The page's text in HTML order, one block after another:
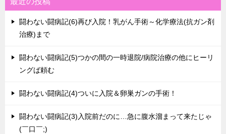
闘わない闘病記(6)再び入院！乳がん手術～化学療法(抗ガン剤
治療)まで
闘わない闘病記(5)つかの間の一時退院/病院治療の他にヒーリ
ングば頼む
闘わない闘病記(4)ついに入院＆卵巣ガンの手術！
闘わない闘病記(3)入院前だのに…急に腹水溜まって来たじゃ
(￣口￣;)